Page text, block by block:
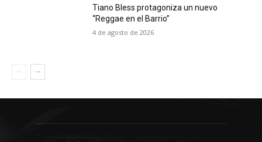
Tiano Bless protagoniza un nuevo
“Reggae en el Barrio”
4 de agosto de 2026